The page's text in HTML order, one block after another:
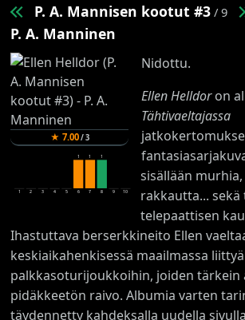
P. A. Mannisen kootut #3 / 9
P. A. Manninen
★ 7.00/3
1 2 3 4 5
1
6
1
7
1
8 9 10
Nidottu.
Ellen Helldoron
Tähtivaeltajassa
sisällään
rakkautta...
telepaattisen
Ihastuttava berserkkineito Ellen
keskiaikahenkisessä maailmassa
palkkasoturijoukkoihin, joiden tärkein
pidäkkeetön raivo. Albumia varten
täydennetty kahdeksalla uudella